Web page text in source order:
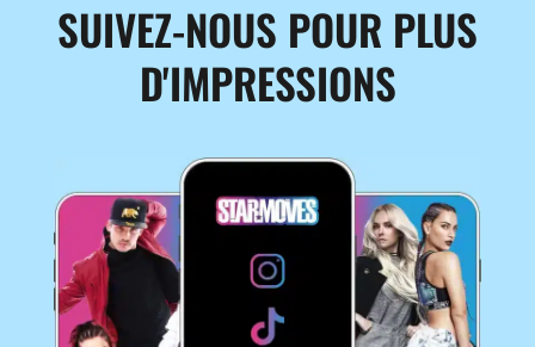
SUIVEZ-NOUS POUR PLUS
D'IMPRESSIONS